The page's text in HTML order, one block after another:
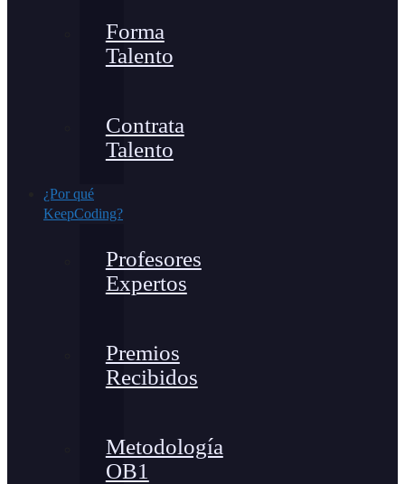
Forma
Talento
Contrata
Talento
¿Por qué
KeepCoding?
Profesores
Expertos
Premios
Recibidos
Metodología
OB1